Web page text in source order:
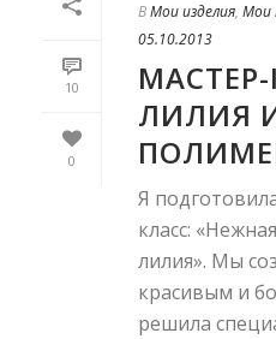
10
0
ВМои изделия, Мои
05.10.2013
ЛИЛИЯ
Я
класс:
лилия». Мы
красивым и
решила